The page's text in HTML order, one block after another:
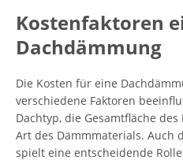
Kostenfaktoren
Dachdämmung
Die Kosten für eine
verschiedene Faktoren
Dachtyp, die Gesamtfläche
Art des Dämmmaterials. Auch
spielt eine entscheidende